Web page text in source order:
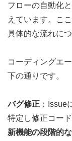
フローの自動化
えています。こ
具体的な流れに
コーディングエ
下の通りです。
バグ修正 ：Issue
特定し修正コー
新機能の段階的